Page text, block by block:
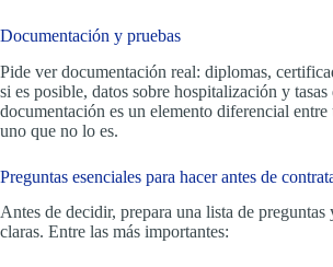
Documentación y pruebas
Pide ver documentación real: diplomas,
si es posible, datos sobre hospitalización y
documentación es un elemento diferencial
uno que no lo es.
Preguntas esenciales para hacer antes de
Antes de decidir, prepara una lista de preguntas
claras. Entre las más importantes: